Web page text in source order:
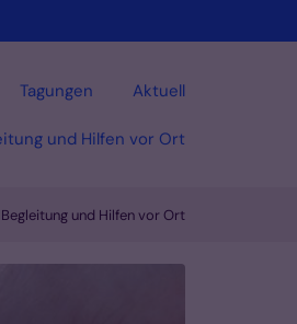
und Hilfen vor Ort
Tagungen Aktuell
Begleitung und Hilfen vor Ort